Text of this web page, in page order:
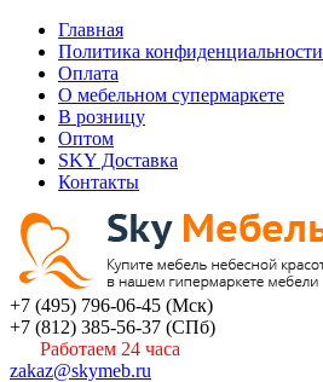
Главная
Политика конфиденциальности
Оплата
О мебельном супермаркете
В розницу
Оптом
SKY Доставка
Контакты
+7 (495) 796-06-45 (Мск)
+7 (812) 385-56-37 (СПб)
Работаем 24 часа
zakaz@skymeb.ru